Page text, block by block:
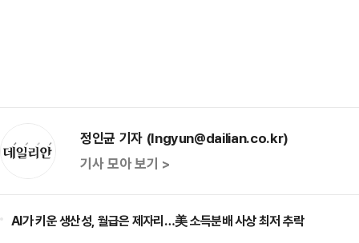
정인균 기자 (Ingyun@dailian.co.kr)
기사 모아 보기 >
AI가 키운 생산성, 월급은 제자리…美 소득분배 사상 최저 추락